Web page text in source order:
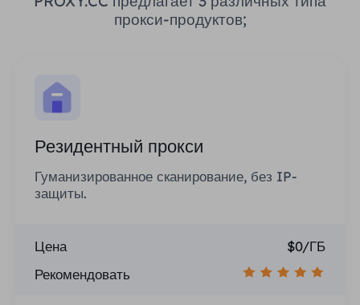
прокси-продуктов;
Резидентный прокси
Гуманизированное сканирование, без IP-
защиты.
Цена
$0/ГБ
Рекомендовать